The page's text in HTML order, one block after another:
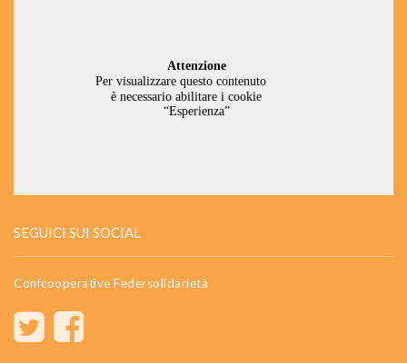
SEGUICI SUI SOCIAL
Confcooperative Federsolidarietà